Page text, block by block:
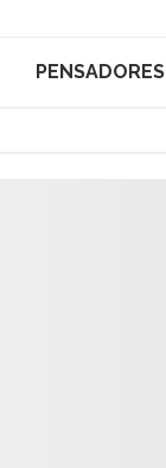
PENSADORES